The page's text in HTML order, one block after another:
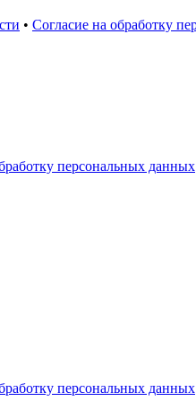
• Согласие на обработку
персональных данных
персональных данных